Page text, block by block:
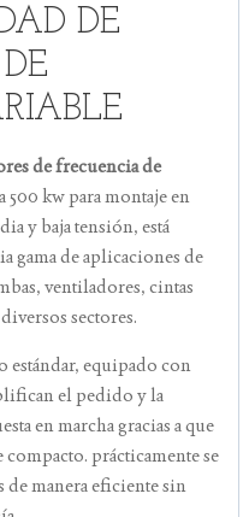
DE
de frecuencia de
500 kw para montaje en
y baja tensión, está
gama de aplicaciones de
ventiladores, cintas
sectores.
estándar, equipado con
el pedido y la
en marcha gracias a que
prácticamente se
manera eficiente sin